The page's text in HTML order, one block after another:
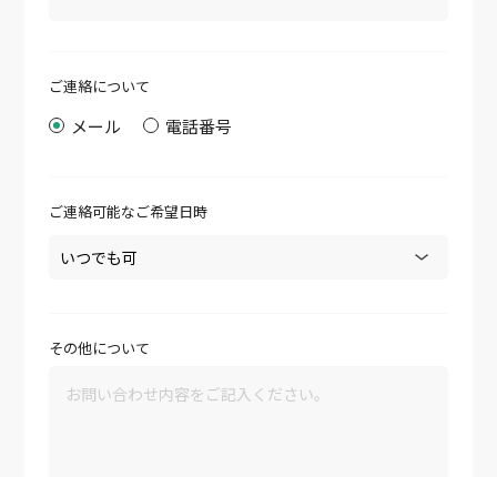
ご連絡について
メール 電話番号
ご連絡可能なご希望日時
その他について